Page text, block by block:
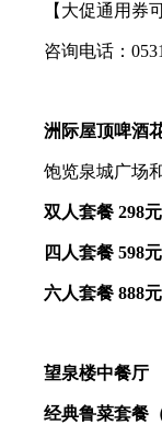
【大促通用券可
咨询电话：0531-
洲际屋顶啤酒
饱览泉城广场和
双人套餐 298
四人套餐 598
六人套餐 888
望泉楼中餐厅
经典鲁菜套餐